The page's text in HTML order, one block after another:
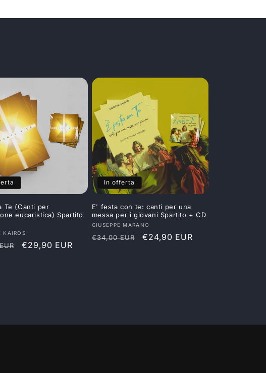
Te (Canti per
eucaristica) Spartito
KAIRÒS
Prezzo
€29,90 EUR
In offerta
E' festa con te: canti per una
messa per i giovani Spartito + CD
Produttore:
GIUSEPPE MARANO
Prezzo
€34,00 EUR
Prezzo
€24,90 EUR